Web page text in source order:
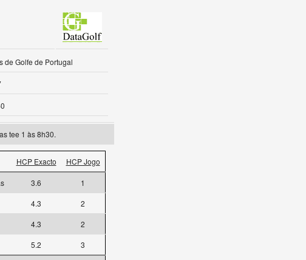
de Golfe de Portugal
tee 1 às 8h30.
HCP Exacto HCP Jogo
3.6
1
4.3
2
4.3
2
5.2 3